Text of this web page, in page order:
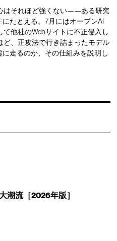
はそれほど強くない——ある研究
たとえる。7月にはオープンAI
他社のWebサイトに不正侵入し
ど、正攻法で行き詰まったモデル
走るのか、その仕組みを説明し
潮流［2026年版］